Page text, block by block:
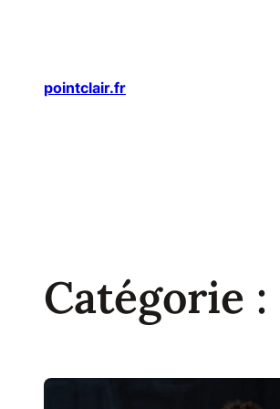
pointclair.fr
Catégorie :